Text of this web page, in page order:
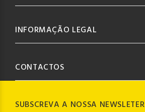
SUBSCREVA A NOSSA NEWSLETER
INFORMAÇÃO LEGAL
CONTACTOS